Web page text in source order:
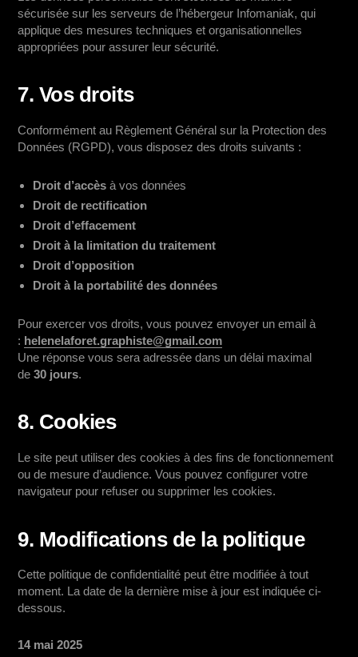
sécurisée sur les serveurs de l’hébergeur Infomaniak, qui
applique des mesures techniques et organisationnelles
appropriées pour assurer leur sécurité.
7. Vos droits
Conformément au Règlement Général sur la Protection des
Données (RGPD), vous disposez des droits suivants :
Droit d’accès à vos données
Droit de rectification
Droit d’effacement
Droit à la limitation du traitement
Droit d’opposition
Droit à la portabilité des données
Pour exercer vos droits, vous pouvez envoyer un email à
: helenelaforet.graphiste@gmail.com
Une réponse vous sera adressée dans un délai maximal
de30 jours.
8. Cookies
Le site peut utiliser des cookies à des fins de fonctionnement
ou de mesure d’audience. Vous pouvez configurer votre
navigateur pour refuser ou supprimer les cookies.
9. Modifications de la politique
Cette politique de confidentialité peut être modifiée à tout
moment. La date de la dernière mise à jour est indiquée ci-
dessous.
14 mai 2025